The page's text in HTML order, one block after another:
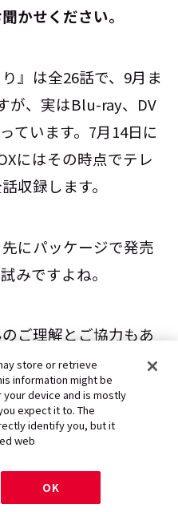
かせください。
り』は全26話で、9月ま
が、実はBlu-ray、DV
ています。7月14日に
にはその時点でテレ
収録します。
にパッケージで発売
みですよね。
ご理解とご協力もあ
ートアニメで物語に
というのが要因では
ジネスのひとつの方
を注目したいと思っ
store or retrieve
information might be
device and is mostly
expect it to. The
identify you, but it
web
OK